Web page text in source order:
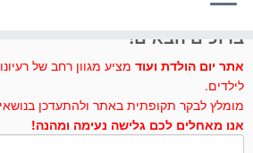
ברוכים הבאים!
אתר יום הולדת ועוד מציע מגוון רחב של
לילדים.
מומלץ לבקר תקופתית באתר ולהתעדכן
אנו מאחלים לכם גלישה נעימה ומהנה!